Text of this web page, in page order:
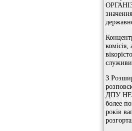
З
ДПУ НЕ
более
років